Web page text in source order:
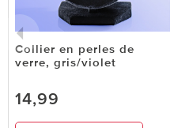
Collier en perles de
verre, gris/violet
14,99